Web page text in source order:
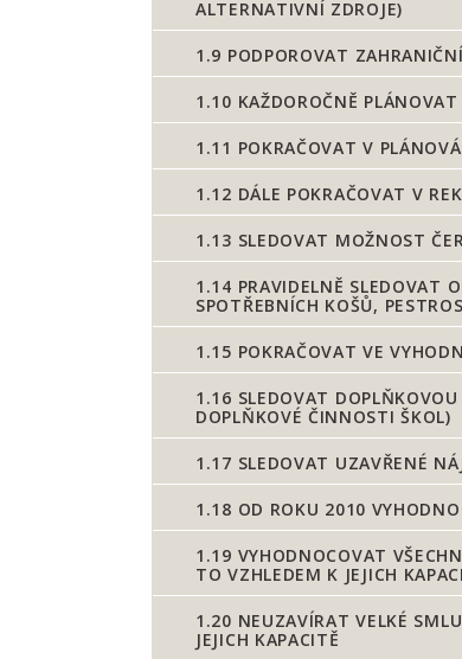
ALTERNATIVNÍ ZDROJE)
1.9 PODPOROVAT
1.10 KAŽDOROČNĚ
1.11 POKRAČOVAT V
1.12 DÁLE POKRAČOVAT V
1.13 SLEDOVAT MOŽNOST
1.14 PRAVIDELNĚ SLEDOVAT
SPOTŘEBNÍCH KOŠŮ,
1.15 POKRAČOVAT VE
1.16 SLEDOVAT
DOPLŇKOVÉ ČINNOSTI ŠKOL)
1.17 SLEDOVAT UZAVŘENÉ
1.18 OD ROKU 2010
1.19 VYHODNOCOVAT
TO VZHLEDEM K JEJICH
1.20 NEUZAVÍRAT VELKÉ
JEJICH KAPACITĚ